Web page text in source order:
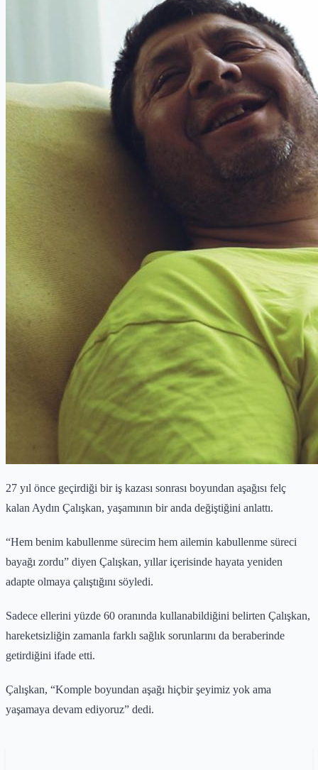
27 yıl önce geçirdiği bir iş kazası sonrası boyundan aşağısı felç
kalan Aydın Çalışkan, yaşamının bir anda değiştiğini anlattı.
“Hem benim kabullenme sürecim hem ailemin kabullenme süreci
bayağı zordu” diyen Çalışkan, yıllar içerisinde hayata yeniden
adapte olmaya çalıştığını söyledi.
Sadece ellerini yüzde 60 oranında kullanabildiğini belirten Çalışkan,
hareketsizliğin zamanla farklı sağlık sorunlarını da beraberinde
getirdiğini ifade etti.
Çalışkan, “Komple boyundan aşağı hiçbir şeyimiz yok ama
yaşamaya devam ediyoruz” dedi.